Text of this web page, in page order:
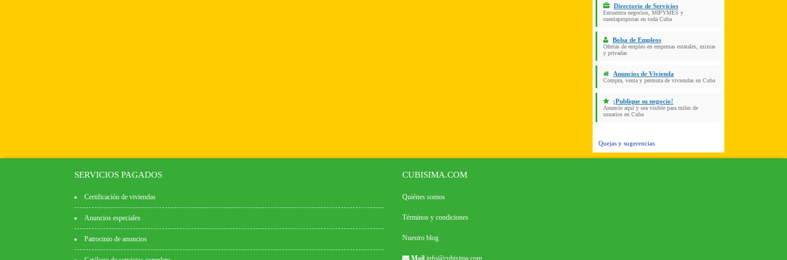
Directorio de Servicios
Encuentra negocios, MIPYMES y
cuentapropistas en toda Cuba
Bolsa de Empleos
Ofertas de empleo en empresas estatales, mixtas
y privadas
Anuncios de Vivienda
Compra, venta y permuta de viviendas en Cuba
¡Publique su negocio!
Anuncie aquí y sea visible para miles de
usuarios en Cuba
Quejas y sugerencias
SERVICIOS PAGADOS
Certificación de viviendas
Anuncios especiales
Patrocinio de anuncios
CUBISIMA.COM
Quiénes somos
Términos y condiciones
Nuestro blog
Mail info@cubisima.com